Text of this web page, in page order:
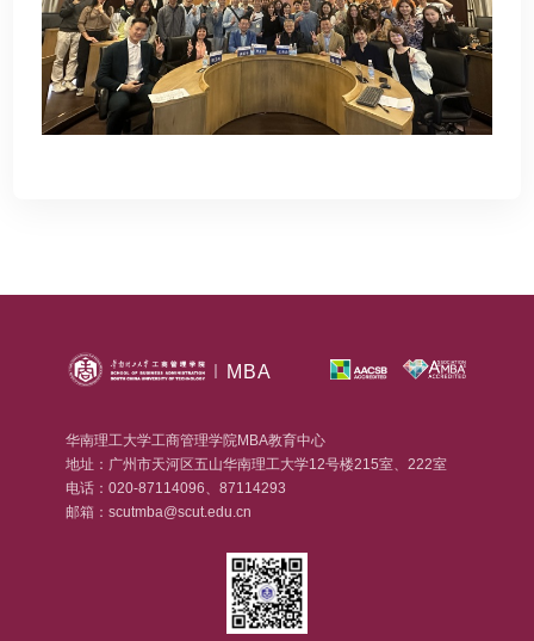
MBA
华南理工大学工商管理学院MBA教育中心
地址：广州市天河区五山华南理工大学12号楼215室、222室
电话：020-87114096、87114293
邮箱：scutmba@scut.edu.cn